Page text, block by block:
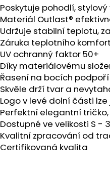
Poskytuje pohodlí,
Materiál Outlast®
Udržuje stabilní teplotu,
Záruka teplotního
UV ochranný faktor 50+
Díky materiálovému
Řasení na bocích
Skvěle drží tvar a
Logo v levé dolní části
Perfektní elegantní
Dostupné ve velikosti S -
Kvalitní zpracování od
Certifikovaná kvalita
599 Kč